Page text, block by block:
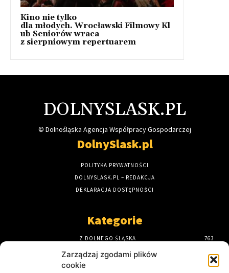
Zarządzaj zgodami plików
cookie
Kino nie tylko
dla młodych. Wrocławski Filmowy Kl
ub Seniorów wraca
z sierpniowym repertuarem
DOLNYSLASK.PL
© Dolnośląska Agencja Współpracy Gospodarczej
DolnySlask.pl
POLITYKA PRYWATNOŚCI
DOLNYSLASK.PL – REDAKCJA
DEKLARACJA DOSTĘPNOŚCI
Kategorie
Z DOLNEGO ŚLĄSKA
763
STRONA GŁÓWNA
435